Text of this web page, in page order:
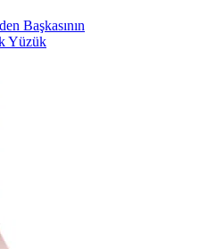
Başkasının
Yüzük